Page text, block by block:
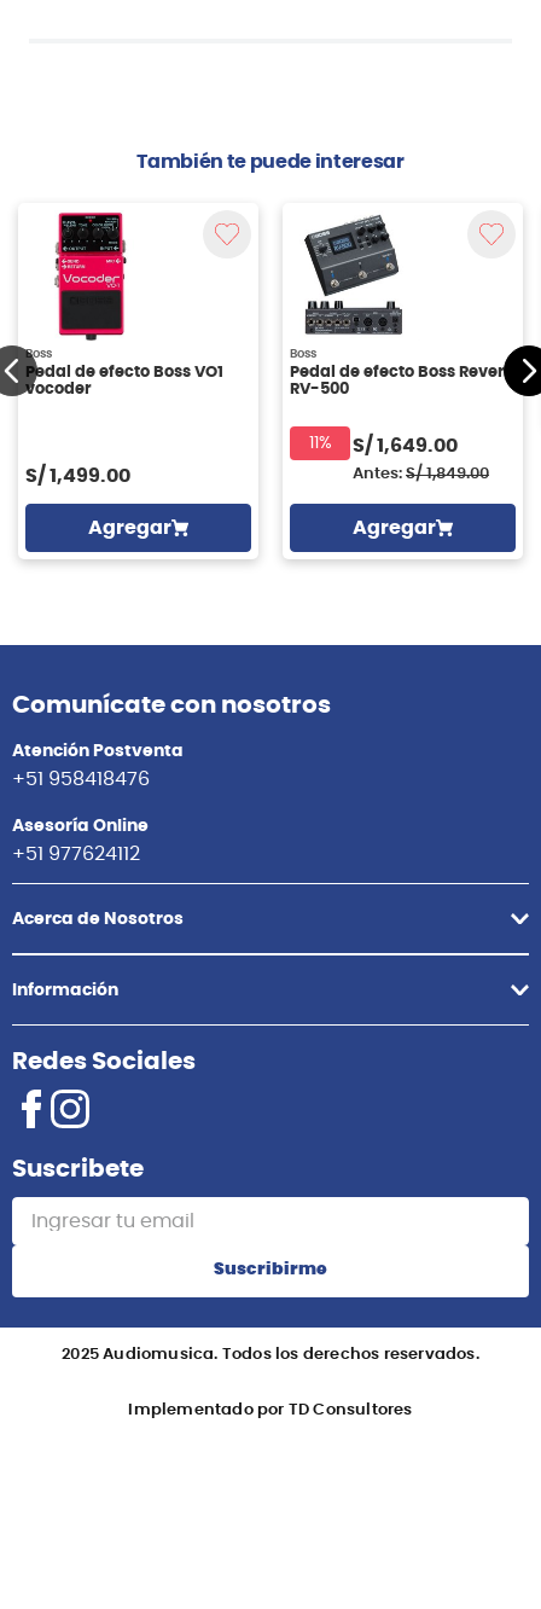
También te puede interesar
Boss
Pedal de efecto Boss VO1
vocoder
S/ 1,499.00
Agregar
Boss
Pedal de efecto Boss Reverb
RV-500
11% S/ 1,649.00
Antes: S/ 1,849.00
Agregar
Comunícate con nosotros
Atención Postventa
+51 958418476
Asesoría Online
+51 977624112
Acerca de Nosotros
Información
Redes Sociales
Suscribete
Suscribirme
2025 Audiomusica. Todos los derechos reservados.
Implementado por TD Consultores